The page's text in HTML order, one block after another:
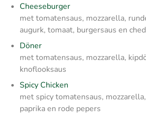
Cheeseburger
met tomatensaus, mozzarella,
augurk, tomaat, burgersaus en
Döner
met tomatensaus, mozzarella,
knoflooksaus
Spicy Chicken
met spicy tomatensaus,
paprika en rode pepers